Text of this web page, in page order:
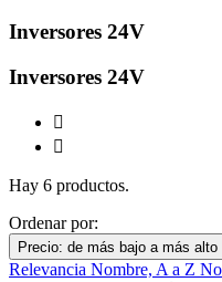
Inversores 24V
Inversores 24V


Hay 6 productos.
Ordenar por:
Precio: de más bajo a más alto
Relevancia Nombre, A a Z